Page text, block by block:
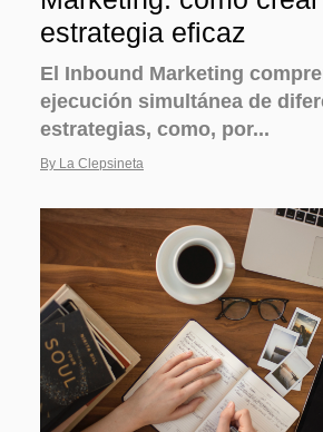
estrategia eficaz
El Inbound Marketing
ejecución simultánea de
estrategias, como, por...
By La Clepsineta